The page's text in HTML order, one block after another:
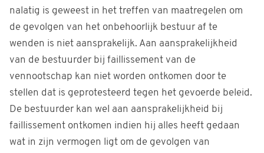
nalatig is geweest in het treffen van maatregelen om
de gevolgen van het onbehoorlijk bestuur af te
wenden is niet aansprakelijk. Aan aansprakelijkheid
van de bestuurder bij faillissement van de
vennootschap kan niet worden ontkomen door te
stellen dat is geprotesteerd tegen het gevoerde beleid.
De bestuurder kan wel aan aansprakelijkheid bij
faillissement ontkomen indien hij alles heeft gedaan
wat in zijn vermogen ligt om de gevolgen van